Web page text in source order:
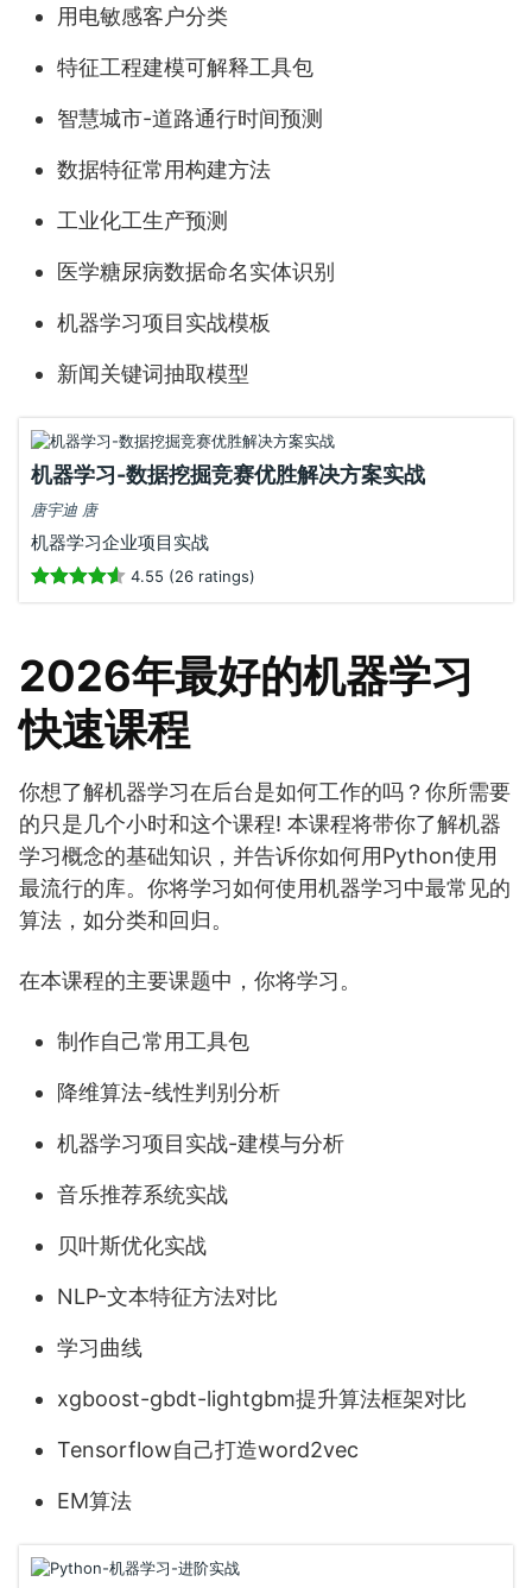
用电敏感客户分类
特征工程建模可解释工具包
智慧城市-道路通行时间预测
数据特征常用构建方法
工业化工生产预测
医学糖尿病数据命名实体识别
机器学习项目实战模板
新闻关键词抽取模型
机器学习-数据挖掘竞赛优胜解决方案实战
唐宇迪 唐
机器学习企业项目实战
4.55 (26 ratings)
2026年最好的机器学习
快速课程
你想了解机器学习在后台是如何工作的吗？你所需要
的只是几个小时和这个课程! 本课程将带你了解机器
学习概念的基础知识，并告诉你如何用Python使用
最流行的库。你将学习如何使用机器学习中最常见的
算法，如分类和回归。
在本课程的主要课题中，你将学习。
制作自己常用工具包
降维算法-线性判别分析
机器学习项目实战-建模与分析
音乐推荐系统实战
贝叶斯优化实战
NLP-文本特征方法对比
学习曲线
xgboost-gbdt-lightgbm提升算法框架对比
Tensorflow自己打造word2vec
EM算法